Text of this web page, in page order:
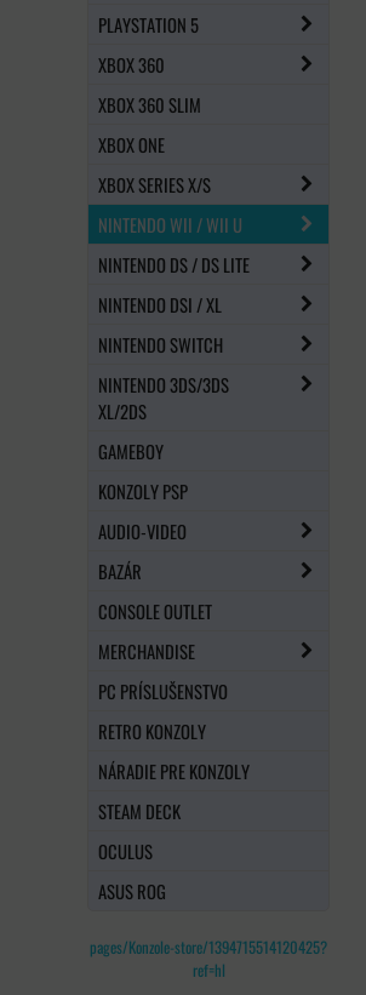
PLAYSTATION 5
XBOX 360
XBOX 360 SLIM
XBOX ONE
XBOX SERIES X/S
NINTENDO WII / WII U
NINTENDO DS / DS LITE
NINTENDO DSI / XL
NINTENDO SWITCH
NINTENDO 3DS/3DS
XL/2DS
GAMEBOY
KONZOLY PSP
AUDIO-VIDEO
BAZÁR
CONSOLE OUTLET
MERCHANDISE
PC PRÍSLUŠENSTVO
RETRO KONZOLY
NÁRADIE PRE KONZOLY
STEAM DECK
OCULUS
ASUS ROG
pages/Konzole-store/1394715514120425?
ref=hl